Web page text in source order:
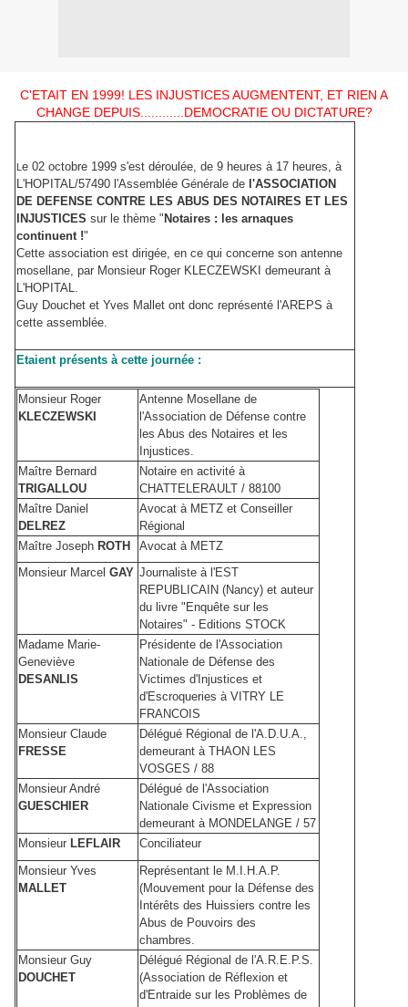
C'ETAIT EN 1999! LES INJUSTICES AUGMENTENT, ET RIEN A
CHANGE DEPUIS............DEMOCRATIE OU DICTATURE?
L e 02 octobre 1999 s'est déroulée, de 9 heures à 17 heures, à
L'HOPITAL/57490 l'Assemblée Générale de l'ASSOCIATION
DE DEFENSE CONTRE LES ABUS DES NOTAIRES ET LES
INJUSTICES sur le thème " Notaires : les arnaques
continuent !"
Cette association est dirigée, en ce qui concerne son antenne
mosellane, par Monsieur Roger KLECZEWSKI demeurant à
L'HOPITAL.
Guy Douchet et Yves Mallet ont donc représenté l'AREPS à
cette assemblée.
Etaient présents à cette journée :
Monsieur Roger
KLECZEWSKI
Antenne Mosellane de
l'Association de Défense contre
les Abus des Notaires et les
Injustices.
Maître Bernard
TRIGALLOU
Notaire en activité à
CHATTELERAULT / 88100
Maître Daniel
DELREZ
Avocat à METZ et Conseiller
Régional
Maître Joseph ROTH
Avocat à METZ
Monsieur Marcel GAY Journaliste à l'EST
REPUBLICAIN (Nancy) et auteur
du livre "Enquête sur les
Notaires" - Editions STOCK
Madame Marie-
Geneviève
DESANLIS
Présidente de l'Association
Nationale de Défense des
Victimes d'Injustices et
d'Escroqueries à VITRY LE
FRANCOIS
Monsieur Claude
FRESSE
Délégué Régional de l'A.D.U.A.,
demeurant à THAON LES
VOSGES / 88
Monsieur André
GUESCHIER
Délégué de l'Association
Nationale Civisme et Expression
demeurant à MONDELANGE / 57
Monsieur LEFLAIR
Conciliateur
Monsieur Yves
MALLET
Représentant le M.I.H.A.P.
(Mouvement pour la Défense des
Intérêts des Huissiers contre les
Abus de Pouvoirs des
chambres.
Monsieur Guy
DOUCHET
Délégué Régional de l'A.R.E.P.S.
(Association de Réflexion et
d'Entraide sur les Problèmes de